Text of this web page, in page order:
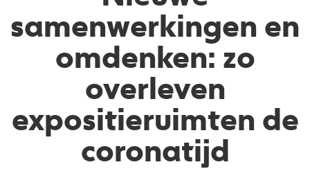
samenwerkingen en
omdenken: zo
overleven
expositieruimten de
coronatijd